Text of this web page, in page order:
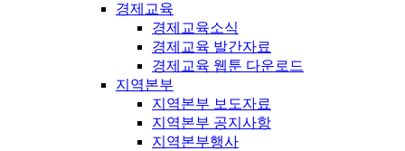
경제교육
경제교육소식
경제교육 발간자료
경제교육 웹툰 다운로드
지역본부
지역본부 보도자료
지역본부 공지사항
지역본부행사